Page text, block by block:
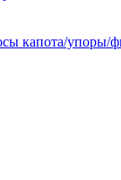
капота/упоры/